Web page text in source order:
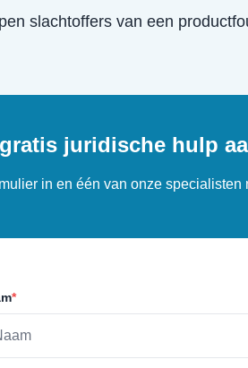
slachtoffers van een
juridische hulp
in en één van onze
*